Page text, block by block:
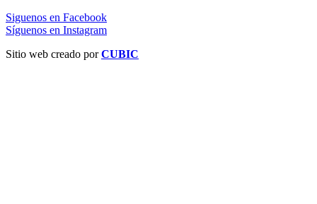
Siguenos en Facebook
Síguenos en Instagram
Sitio web creado porCUBIC